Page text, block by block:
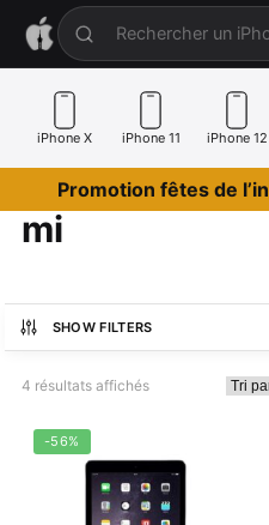
iPhone X iPhone 11 iPhone 12
Promotion fêtes de
mi
SHOW FILTERS
4 résultats affichés
-56%